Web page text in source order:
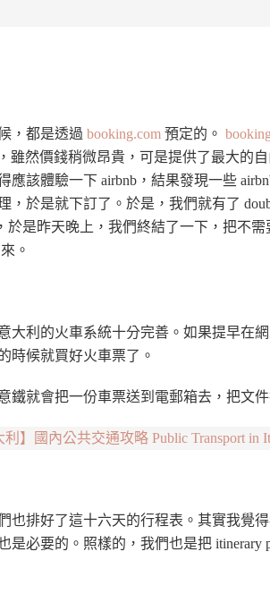
，都是透過 booking.com 預定的。
雖然價錢稍微昂貴，可是提供了最大的
應該體驗一下 airbnb，結果發現一些
，於是就下訂了。於是，我們就有了
於是昨天晚上，我們終結了一下，把不
。
大利的火車系統十分完善。如果提早在
時候就買好火車票了。
鐵就會把一份車票送到電郵箱去，把文
利】國內公共交通攻略 Public Transport in
也排好了這十六天的行程表。其實我覺
是必要的。照樣的，我們也是把